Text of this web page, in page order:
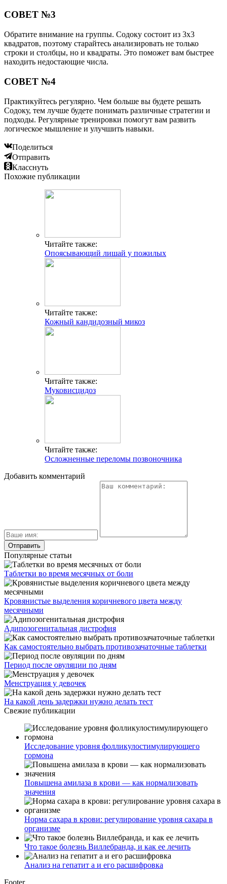
СОВЕТ №3
Обратите внимание на группы. Содоку состоит из 3х3
квадратов, поэтому старайтесь анализировать не только
строки и столбцы, но и квадраты. Это поможет вам быстрее
находить недостающие числа.
СОВЕТ №4
Практикуйтесь регулярно. Чем больше вы будете решать
Содоку, тем лучше будете понимать различные стратегии и
подходы. Регулярные тренировки помогут вам развить
логическое мышление и улучшить навыки.
Поделиться
Отправить
Класснуть
Похожие публикации
Читайте также:
Опоясывающий лишай у пожилых
Читайте также:
Кожный кандидозный микоз
Читайте также:
Муковисцидоз
Читайте также:
Осложненные переломы позвоночника
Добавить комментарий
Популярные статьи
Таблетки во время месячных от боли
Кровянистые выделения коричневого цвета между
месячными
Адипозогенитальная дистрофия
Как самостоятельно выбрать противозачаточные таблетки
Период после овуляции по дням
Менструация у девочек
На какой день задержки нужно делать тест
Свежие публикации
Исследование уровня фолликулостимулирующего
гормона
Повышена амилаза в крови — как нормализовать
значения
Норма сахара в крови: регулирование уровня сахара в
организме
Что такое болезнь Виллебранда, и как ее лечить
Анализ на гепатит а и его расшифровка
Footer